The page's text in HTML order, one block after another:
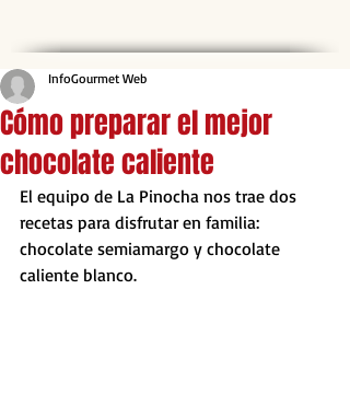
Cómo preparar el mejor
chocolate caliente
InfoGourmet Web
El equipo de La Pinocha nos trae dos
recetas para disfrutar en familia:
chocolate semiamargo y chocolate
caliente blanco.